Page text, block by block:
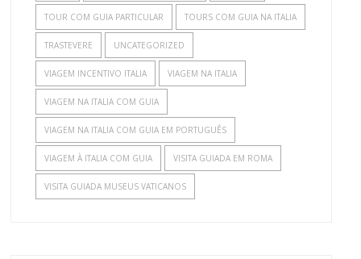
TOUR COM GUIA PARTICULAR TOURS COM GUIA NA ITALIA
TRASTEVERE UNCATEGORIZED
VIAGEM INCENTIVO ITALIA VIAGEM NA ITALIA
VIAGEM NA ITALIA COM GUIA
VIAGEM NA ITALIA COM GUIA EM PORTUGUÊS
VIAGEM À ITALIA COM GUIA VISITA GUIADA EM ROMA
VISITA GUIADA MUSEUS VATICANOS